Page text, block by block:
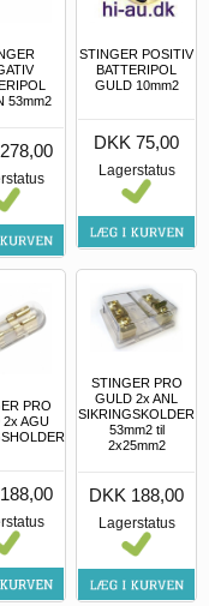
53mm2
STINGER POSITIV
BATTERIPOL
GULD 10mm2
DKK 75,00
Lagerstatus
PRO
2x AGU
STINGER PRO
GULD 2x ANL
SIKRINGSKOLDER
53mm2 til
2x25mm2
DKK 188,00
Lagerstatus